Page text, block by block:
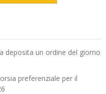
deposita un ordine del giorno
preferenziale per il